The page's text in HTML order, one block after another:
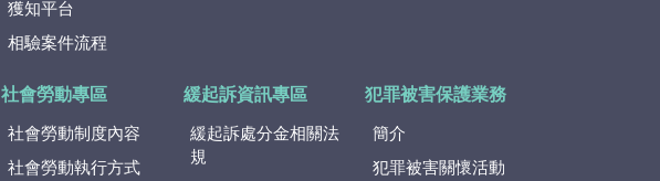
獲知平台
相驗案件流程
社會勞動專區
社會勞動制度內容
社會勞動執行方式
緩起訴資訊專區
緩起訴處分金相關法
規
犯罪被害保護業務
簡介
犯罪被害關懷活動